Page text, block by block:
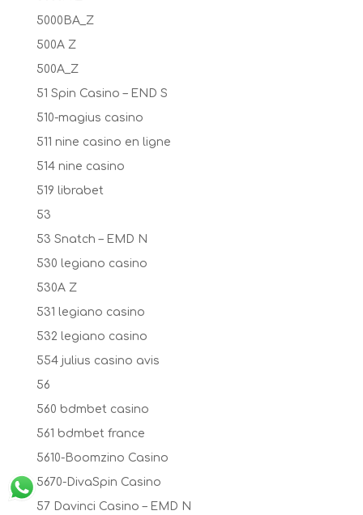
5000BA_Z
500A Z
500A_Z
51 Spin Casino – END S
510-magius casino
511 nine casino en ligne
514 nine casino
519 librabet
53
53 Snatch – EMD N
530 legiano casino
530A Z
531 legiano casino
532 legiano casino
554 julius casino avis
56
560 bdmbet casino
561 bdmbet france
5610-Boomzino Casino
5670-DivaSpin Casino
57 Davinci Casino – EMD N